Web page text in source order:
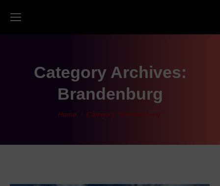
Category Archives:
Brandenburg
You are here:
Home Category "Brandenburg"